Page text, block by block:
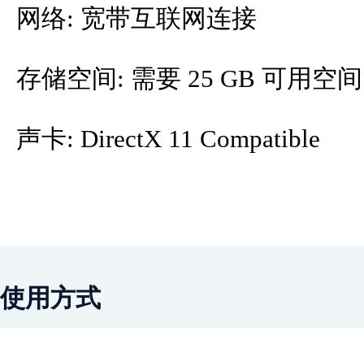
网络: 宽带互联网连接
存储空间: 需要 25 GB 可用空间
声卡: DirectX 11 Compatible
使用方式